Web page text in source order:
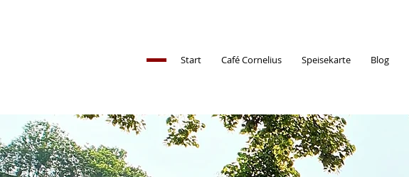
Start Café Cornelius Speisekarte Blog